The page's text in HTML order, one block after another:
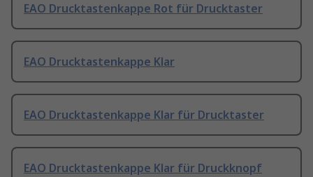
EAO Drucktastenkappe Rot für Drucktaster
EAO Drucktastenkappe Klar
EAO Drucktastenkappe Klar für Drucktaster
EAO Drucktastenkappe Klar für Druckknopf